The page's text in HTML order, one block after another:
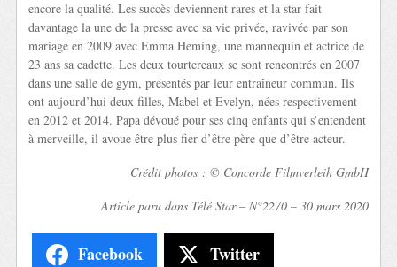
encore la qualité. Les succès deviennent rares et la star fait
davantage la une de la presse avec sa vie privée, ravivée par son
mariage en 2009 avec Emma Heming, une mannequin et actrice de
23 ans sa cadette. Les deux tourtereaux se sont rencontrés en 2007
dans une salle de gym, présentés par leur entraîneur commun. Ils
ont aujourd’hui deux filles, Mabel et Evelyn, nées respectivement
en 2012 et 2014. Papa dévoué pour ses cinq enfants qui s’entendent
à merveille, il avoue être plus fier d’être père que d’être acteur.
Crédit photos : © Concorde Filmverleih GmbH
Article paru dans Télé Star – N°2270 – 30 mars 2020
Facebook Twitter